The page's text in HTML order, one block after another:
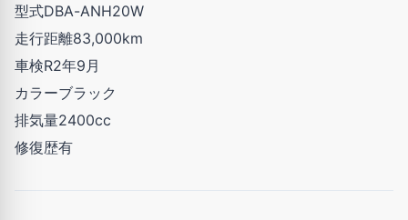
型式DBA-ANH20W
走行距離83,000km
車検R2年9月
カラーブラック
排気量2400cc
修復歴有